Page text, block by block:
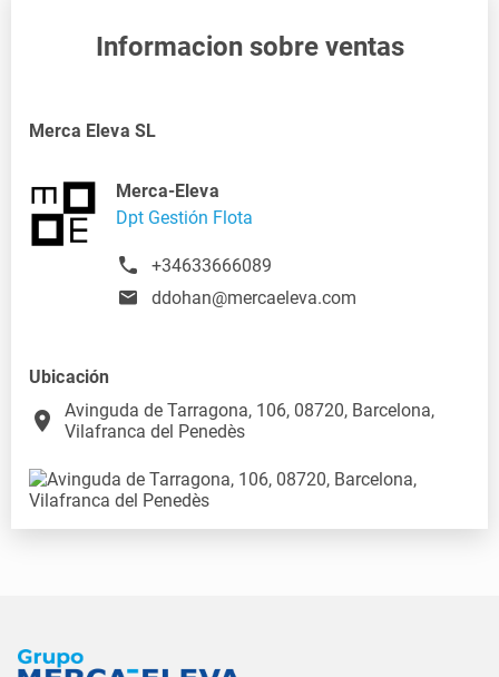
Informacion sobre ventas
Merca Eleva SL
Merca-Eleva
Dpt Gestión Flota
+34633666089
ddohan@mercaeleva.com
Ubicación
place
Avinguda de Tarragona, 106, 08720, Barcelona,
Vilafranca del Penedès